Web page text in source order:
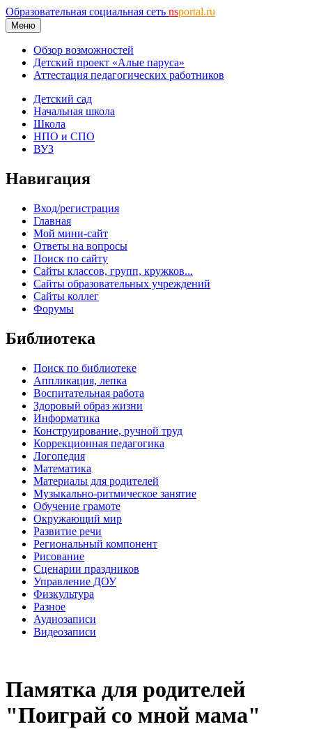
Образовательная социальная сеть nsportal.ru
Меню
Обзор возможностей
Детский проект «Алые паруса»
Аттестация педагогических работников
Детский сад
Начальная школа
Школа
НПО и СПО
ВУЗ
Навигация
Вход/регистрация
Главная
Мой мини-сайт
Ответы на вопросы
Поиск по сайту
Сайты классов, групп, кружков...
Сайты образовательных учреждений
Сайты коллег
Форумы
Библиотека
Поиск по библиотеке
Аппликация, лепка
Воспитательная работа
Здоровый образ жизни
Информатика
Конструирование, ручной труд
Коррекционная педагогика
Логопедия
Математика
Материалы для родителей
Музыкально-ритмическое занятие
Обучение грамоте
Окружающий мир
Развитие речи
Региональный компонент
Рисование
Сценарии праздников
Управление ДОУ
Физкультура
Разное
Аудиозаписи
Видеозаписи
Памятка для родителей
"Поиграй со мной мама"